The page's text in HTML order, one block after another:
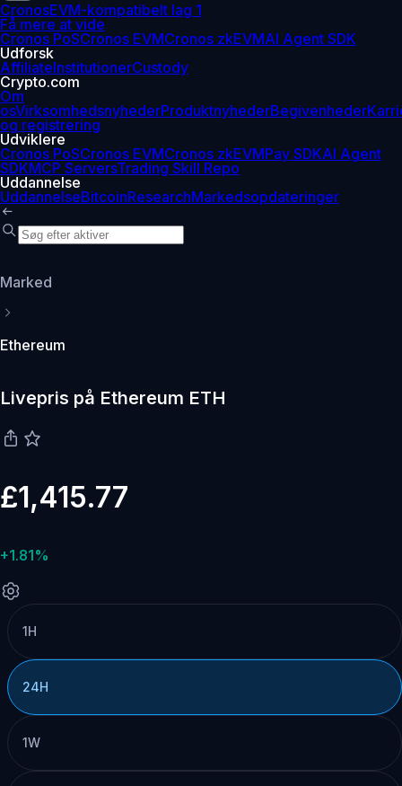
CronosEVM-kompatibelt lag 1
Få mere at vide
Cronos PoSCronos EVMCronos zkEVMAI Agent SDK
Udforsk
AffiliateInstitutionerCustody
Crypto.com
Om
osVirksomhedsnyhederProduktnyhederBegivenheder
og registrering
Udviklere
Cronos PoSCronos EVMCronos zkEVMPay SDKAI Agent
SDKMCP ServersTrading Skill Repo
Uddannelse
UddannelseBitcoinResearchMarkedsopdateringer
Marked
Ethereum
Livepris på Ethereum ETH
£1,415.77
+1.81%
1H
24H
1W